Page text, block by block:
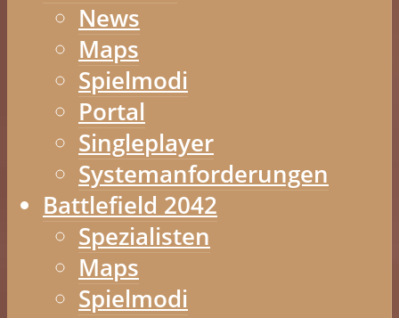
News
Maps
Spielmodi
Portal
Singleplayer
Systemanforderungen
Battlefield 2042
Spezialisten
Maps
Spielmodi